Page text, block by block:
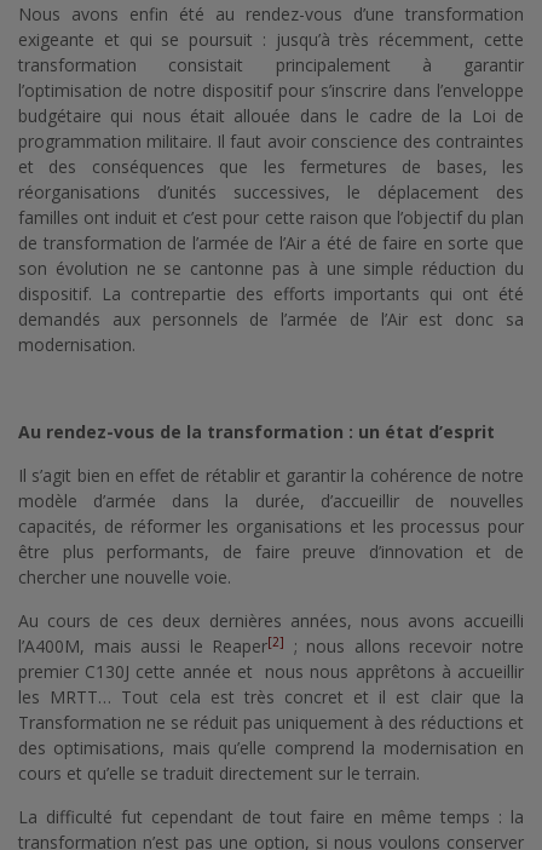
Nous avons enfin été au rendez-vous d’une transformation
exigeante et qui se poursuit : jusqu’à très récemment, cette
transformation consistait principalement à garantir
l’optimisation de notre dispositif pour s’inscrire dans l’enveloppe
budgétaire qui nous était allouée dans le cadre de la Loi de
programmation militaire. Il faut avoir conscience des contraintes
et des conséquences que les fermetures de bases, les
réorganisations d’unités successives, le déplacement des
familles ont induit et c’est pour cette raison que l’objectif du plan
de transformation de l’armée de l’Air a été de faire en sorte que
son évolution ne se cantonne pas à une simple réduction du
dispositif. La contrepartie des efforts importants qui ont été
demandés aux personnels de l’armée de l’Air est donc sa
modernisation.
Au rendez-vous de la transformation : un état d’esprit
Il s’agit bien en effet de rétablir et garantir la cohérence de notre
modèle d’armée dans la durée, d’accueillir de nouvelles
capacités, de réformer les organisations et les processus pour
être plus performants, de faire preuve d’innovation et de
chercher une nouvelle voie.
Au cours de ces deux dernières années, nous avons accueilli
l’A400M, mais aussi le Reaper[2]
; nous allons recevoir notre
premier C130J cette année et nous nous apprêtons à accueillir
les MRTT… Tout cela est très concret et il est clair que la
Transformation ne se réduit pas uniquement à des réductions et
des optimisations, mais qu’elle comprend la modernisation en
cours et qu’elle se traduit directement sur le terrain.
La difficulté fut cependant de tout faire en même temps : la
transformation n’est pas une option, si nous voulons conserver